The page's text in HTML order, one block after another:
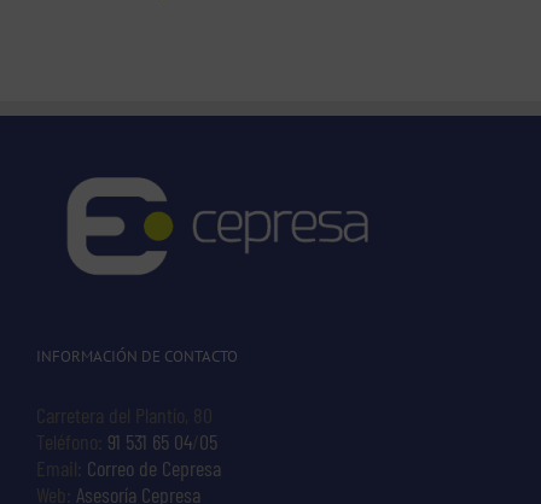
INFORMACIÓN DE CONTACTO
Carretera del Plantío, 80
Teléfono: 91 531 65 04 05
Email: Correo de Cepresa
Web: Asesoría Cepresa